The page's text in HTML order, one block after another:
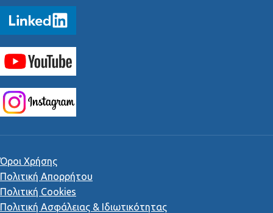
Όροι Χρήσης
Πολιτική Απορρήτου
Πολιτική Cookies
Πολιτική Ασφάλειας & Ιδιωτικότητας